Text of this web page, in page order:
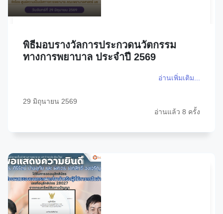
พิธีมอบรางวัลการประกวดนวัตกรรม
ทางการพยาบาล ประจำปี 2569
อ่านเพิ่มเติม...
29 มิถุนายน 2569
อ่านแล้ว 8 ครั้ง